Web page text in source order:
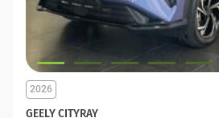
GEELY CITYRAY
2026